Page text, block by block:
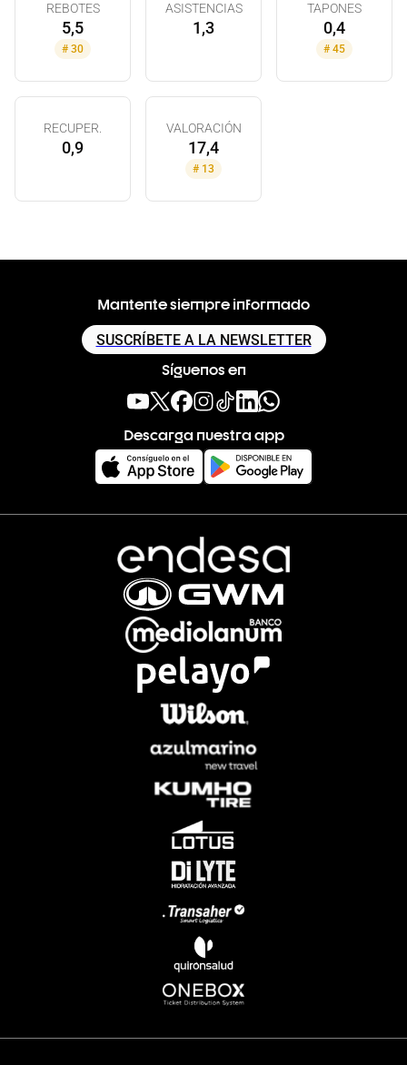
REBOTES
5,5
# 30
ASISTENCIAS
1,3
TAPONES
0,4
# 45
RECUPER.
0,9
VALORACIÓN
17,4
# 13
Mantente siempre informado
SUSCRÍBETE A LA NEWSLETTER
Síguenos en
Descarga nuestra app